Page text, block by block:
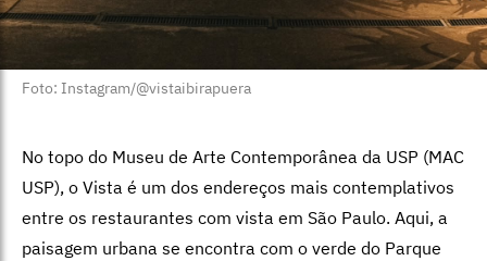
Foto: Instagram/@vistaibirapuera
No topo do Museu de Arte Contemporânea da USP (MAC
USP), o Vista é um dos endereços mais contemplativos
entre os restaurantes com vista em São Paulo. Aqui, a
paisagem urbana se encontra com o verde do Parque